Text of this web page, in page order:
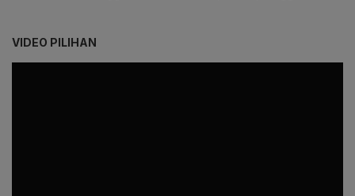
VIDEO PILIHAN